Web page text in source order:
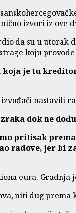
izvori iz ove
da su u
koju
koja je tu
nastavili
dok ne dođu
pritisak
radove, jer bi
eura. Gradnja
niti dug prema